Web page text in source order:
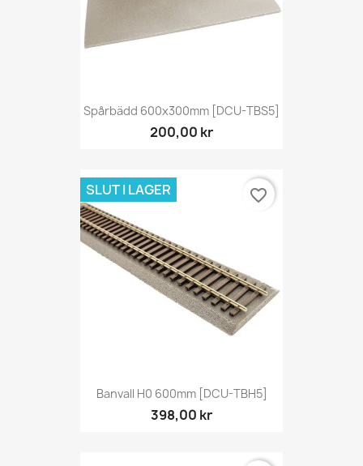
Spårbädd 600x300mm [DCU-TBS5]
200,00 kr
Banvall H0 600mm [DCU-TBH5]
398,00 kr
SLUT I LAGER favorite_border